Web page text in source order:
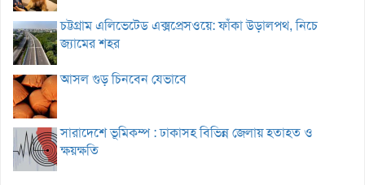
চট্টগ্রাম এলিভেটেড এক্সপ্রেসওয়ে: ফাঁকা উড়ালপথ, নিচে
জ্যামের শহর
আসল গুড় চিনবেন যেভাবে
সারাদেশে ভূমিকম্প : ঢাকাসহ বিভিন্ন জেলায় হতাহত ও
ক্ষয়ক্ষতি